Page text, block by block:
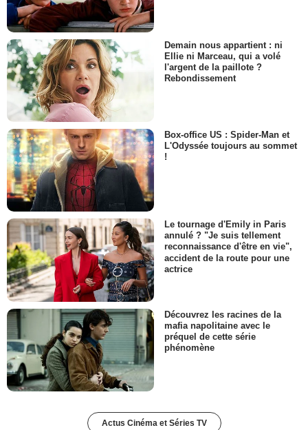
Demain nous appartient : ni
Ellie ni Marceau, qui a volé
l'argent de la paillote ?
Rebondissement
Box-office US : Spider-Man et
L'Odyssée toujours au sommet
!
Le tournage d'Emily in Paris
annulé ? "Je suis tellement
reconnaissance d'être en vie",
accident de la route pour une
actrice
Découvrez les racines de la
mafia napolitaine avec le
préquel de cette série
phénomène
Actus Cinéma et Séries TV